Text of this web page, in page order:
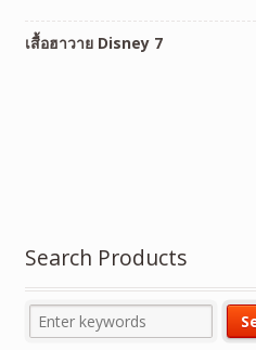
เสื้อฮาวาย Disney 7
Search Products